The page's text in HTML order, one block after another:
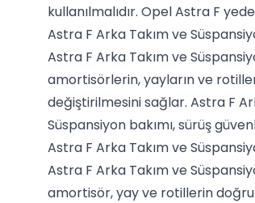
kullanılmalıdır. Opel Astra F
Astra F Arka Takım ve
Astra F Arka Takım ve
amortisörlerin, yayların ve
değiştirilmesini sağlar. Astra F
Süspansiyon bakımı, sürüş
Astra F Arka Takım ve
Astra F Arka Takım ve
amortisör, yay ve rotillerin doğru